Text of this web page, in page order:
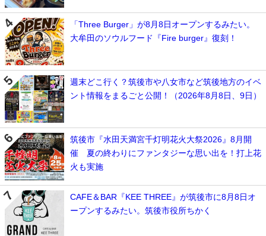
「Three Burger」が8月8日オープンするみたい。
大牟田のソウルフード『Fire burger』復刻！
週末どこ行く？筑後市や八女市など筑後地方のイベ
ント情報をまるごと公開！（2026年8月8日、9日）
筑後市『水田天満宮千灯明花火大祭2026』8月開
催 夏の終わりにファンタジーな思い出を！打上花
火も実施
CAFE＆BAR『KEE THREE』が筑後市に8月8日オ
ープンするみたい。筑後市役所ちかく